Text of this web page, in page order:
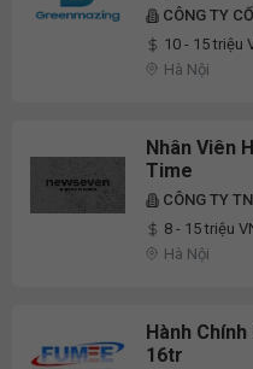
CÔNG TY
10 - 15 triệu
Hà Nội
Nhân Viên
Time
CÔNG TY
8 - 15 triệu
Hà Nội
Hành
16tr